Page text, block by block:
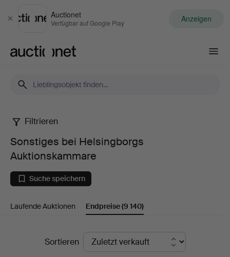
Schließen
Auctionet
Verfügbar auf Google Play Anzeigen
Sonstiges
bei
Helsingborgs
Auktionskammare
Filtrieren
Sonstiges bei Helsingborgs
Auktionskammare
Suche speichern
Laufende Auktionen Endpreise(9 140)
EndpreiseSortieren